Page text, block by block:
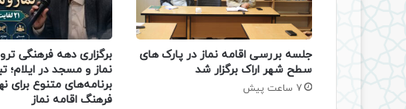
جلسه بررسی اقامه نماز در پارک های
سطح شهر اراک برگزار شد
7 ساعت پیش
برگزاری دهه فرهنگی
نماز و مسجد در ایلام؛
برنامه‌های متنوع برای
فرهنگ اقامه نماز